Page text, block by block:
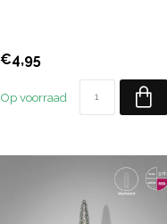
€4,95
Op voorraad